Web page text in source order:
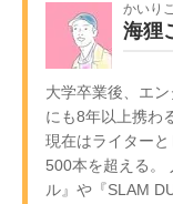
かいり
海狸
大学卒業後、エ
にも8年以上携わ
現在はライター
500本を超える。
ル』や『SLAM